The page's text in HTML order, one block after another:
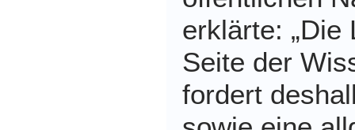
erklärte: „Die
Seite der
fordert